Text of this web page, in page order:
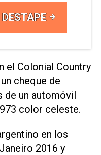
el Colonial Country
cheque de
de un automóvil
color celeste.
en los
2016 y